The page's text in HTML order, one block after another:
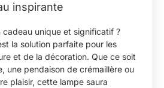
inspirante
cadeau unique et significatif ?
la solution parfaite pour les
et de la décoration. Que ce soit
une pendaison de crémaillère ou
plaisir, cette lampe saura